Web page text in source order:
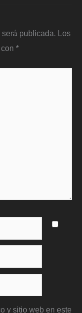
publicada.
Los
*
y sitio web en este